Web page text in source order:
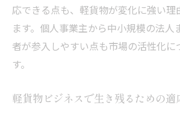
応できる点も、軽貨物が変化に強い
ます。個人事業主から中小規模の法人
者が参入しやすい点も市場の活性化に
す。
軽貨物ビジネスで生き残るための適